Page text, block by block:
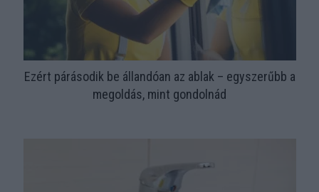
Ezért párásodik be állandóan az ablak – egyszerűbb a
megoldás, mint gondolnád